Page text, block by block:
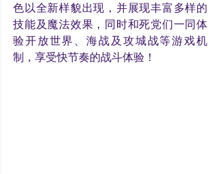
色以全新样貌出现，并展现丰富多样的
技能及魔法效果，同时和死党们一同体
验开放世界、海战及攻城战等游戏机
制，享受快节奏的战斗体验！